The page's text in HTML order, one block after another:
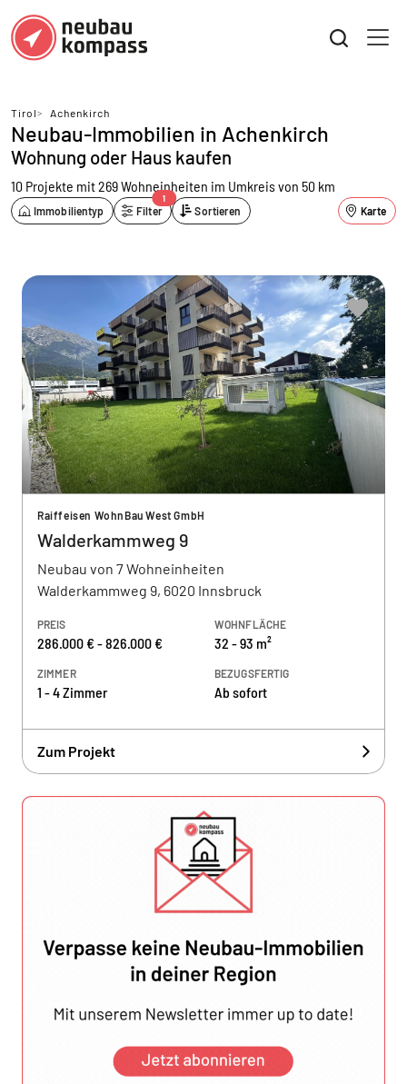
Tirol> Achenkirch
Neubau-Immobilien in Achenkirch
Wohnung oder Haus kaufen
10 Projekte mit 269 Wohneinheiten im Umkreis von 50 km
Immobilientyp Filter
1
Sortieren Karte
Raiffeisen WohnBau West GmbH
Walderkammweg 9
Neubau von 7 Wohneinheiten
Walderkammweg 9, 6020 Innsbruck
PREIS
286.000 € - 826.000 €
WOHNFLÄCHE
32 - 93 m²
ZIMMER
1 - 4 Zimmer
BEZUGSFERTIG
Ab sofort
Zum Projekt